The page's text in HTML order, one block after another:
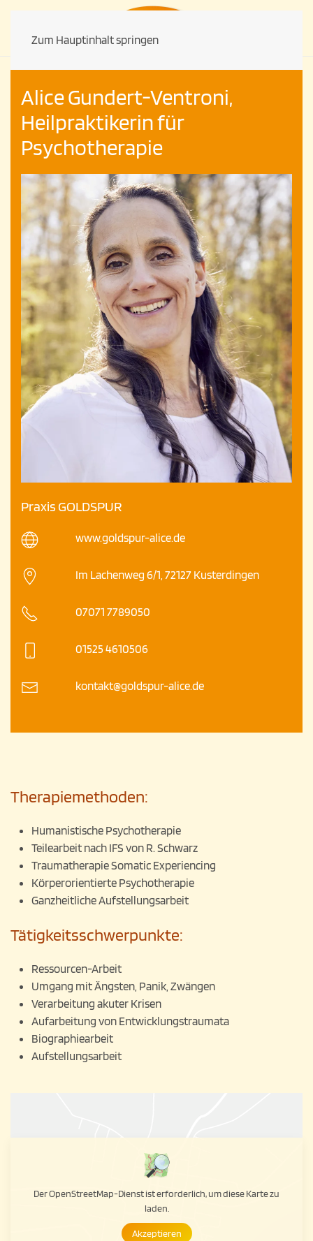
Zum Hauptinhalt springen
Therapiemethoden:
Humanistische Psychotherapie
Teilearbeit nach IFS von R. Schwarz
Traumatherapie Somatic Experiencing
Körperorientierte Psychotherapie
Ganzheitliche Aufstellungsarbeit
Tätigkeitsschwerpunkte:
Ressourcen-Arbeit
Umgang mit Ängsten, Panik, Zwängen
Verarbeitung akuter Krisen
Aufarbeitung von Entwicklungstraumata
Biographiearbeit
Aufstellungsarbeit
Der OpenStreetMap-Dienst ist erforderlich, um diese Karte zu
laden.
Akzeptieren
Alice Gundert-Ventroni,
Heilpraktikerin für
Psychotherapie
Praxis GOLDSPUR
www.goldspur-alice.de
Im Lachenweg 6/1, 72127 Kusterdingen
07071 7789050
01525 4610506
kontakt@goldspur-alice.de